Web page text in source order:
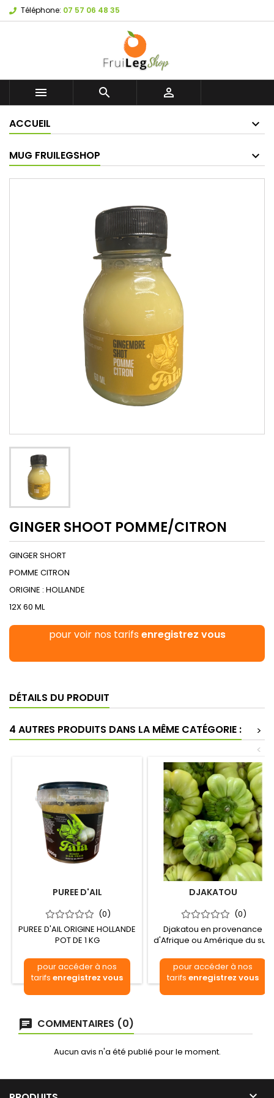
Téléphone: 07 57 06 48 35
  
ACCUEIL
MUG FRUILEGSHOP
GINGER SHOOT POMME/CITRON
GINGER SHORT
POMME CITRON
ORIGINE : HOLLANDE
12X 60 ML
pour voir nos tarifsenregistrez vous
DÉTAILS DU PRODUIT
4 AUTRES PRODUITS DANS LA MÊME CATÉGORIE :
>
<
PUREE D'AIL
(0)
PUREE D'AIL ORIGINE HOLLANDE
POT DE 1 KG
pour accéder à nos
tarifs enregistrez vous
DJAKATOU
(0)
Djakatou en provenance
d'Afrique ou Amérique du sud
pour accéder à nos
tarifs enregistrez vous
COMMENTAIRES (0)
Aucun avis n'a été publié pour le moment.